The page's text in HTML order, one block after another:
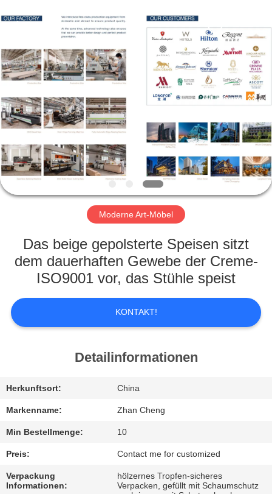
ZU
HAUSE
PRODUKTE
VIDEOS
VR-
ÜBER
WERKSBESICHTIGUNG
QUALITÄTSKONTROLLE
BITTE
UM
EIN
ANGEBOT
ZENCO.
All
Moderne Art-Möbel
Das beige gepolsterte Speisen sitzt
dem dauerhaften Gewebe der Creme-
ISO9001 vor, das Stühle speist
KONTAKT!
Detailinformationen
Herkunftsort: China
Markenname: Zhan Cheng
Min Bestellmenge: 10
Preis: Contact me for customized
Verpackung
Informationen:
hölzernes Tropfen-sicheres
Verpacken, gefüllt mit Schaumschutz